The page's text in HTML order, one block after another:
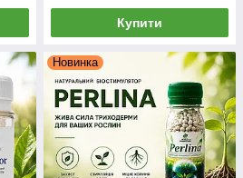
Купити
Новинка